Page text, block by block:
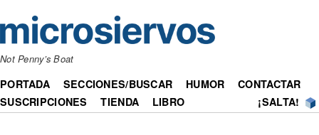
Not Penny’s Boat
PORTADA SECCIONES/BUSCAR HUMOR
CONTACTAR
SUSCRIPCIONES
TIENDA LIBRO ¡SALTA!